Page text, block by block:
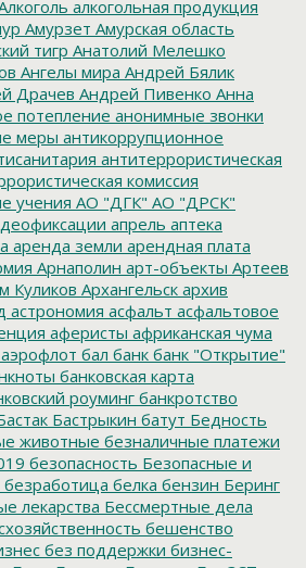
алкогольная продукция
Амурзет Амурская область
тигр Анатолий Мелешко
Ангелы мира Андрей Бялик
Драчев Андрей Пивенко Анна
потепление анонимные звонки
меры антикоррупционное
антитеррористическая
комиссия
учения АО "ДГК" АО "ДРСК"
апрель аптека
аренда земли арендная плата
Арнаполин арт-объекты Артеев
Куликов Архангельск архив
астрономия асфальт асфальтовое
аферисты африканская чума
аэрофлот бал банк банк "Открытие"
банковская карта
роуминг банкротство
Бастрыкин батут Бедность
животные безналичные платежи
безопасность Безопасные и
безработица белка бензин Беринг
лекарства Бессмертные дела
бешенство
без поддержки бизнес-